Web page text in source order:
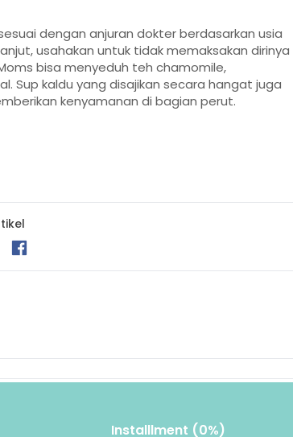
dengan anjuran dokter berdasarkan usia
usahakan untuk tidak memaksakan dirinya
bisa menyeduh teh chamomile,
Sup kaldu yang disajikan secara hangat juga
kenyamanan di bagian perut.
Installlment (0%)